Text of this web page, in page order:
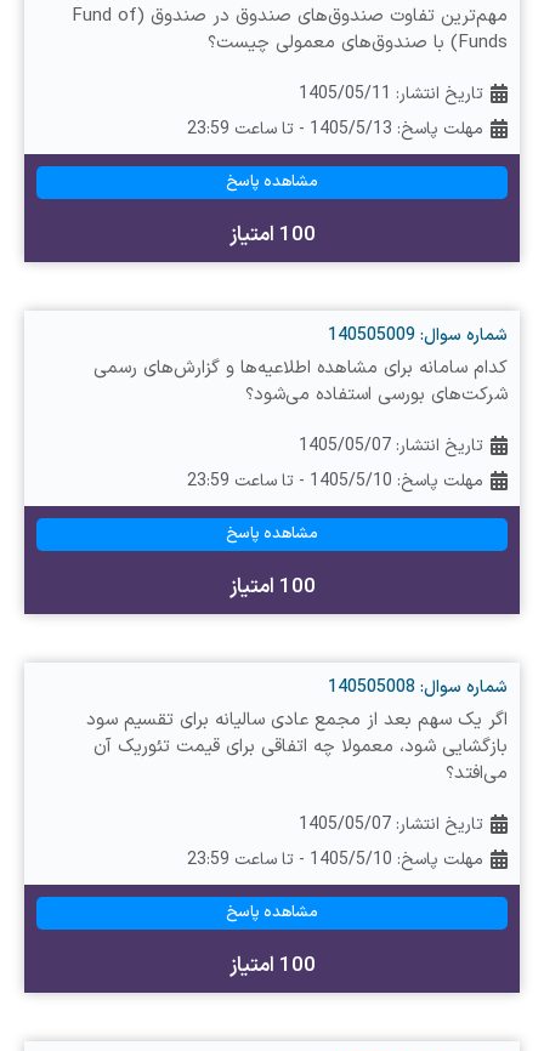
مهم‌ترین تفاوت صندوق‌های صندوق در صندوق (Fund of
Funds) با صندوق‌های معمولی چیست؟
تاریخ انتشار: 1405/05/11
مهلت پاسخ: 1405/5/13 - تا ساعت 23:59
مشاهده پاسخ
100 امتیاز
شماره سوال: 140505009
کدام سامانه برای مشاهده اطلاعیه‌ها و گزارش‌های رسمی
شرکت‌های بورسی استفاده می‌شود؟
تاریخ انتشار: 1405/05/07
مهلت پاسخ: 1405/5/10 - تا ساعت 23:59
مشاهده پاسخ
100 امتیاز
شماره سوال: 140505008
اگر یک سهم بعد از مجمع عادی سالیانه برای تقسیم سود
بازگشایی شود، معمولا چه اتفاقی برای قیمت تئوریک آن
می‌افتد؟
تاریخ انتشار: 1405/05/07
مهلت پاسخ: 1405/5/10 - تا ساعت 23:59
مشاهده پاسخ
100 امتیاز